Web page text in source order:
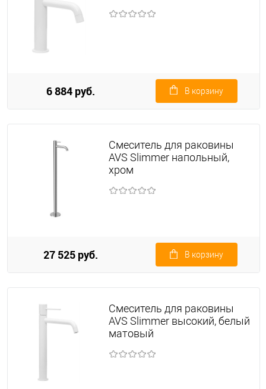
6 884 руб. В корзину
Смеситель для раковины
AVS Slimmer напольный,
хром
27 525 руб. В корзину
Смеситель для раковины
AVS Slimmer высокий, белый
матовый